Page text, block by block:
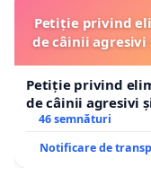
Petiție privind
de câinii agresivi
Petiție privind
de câinii agresivi
46 semnături
Notificare de